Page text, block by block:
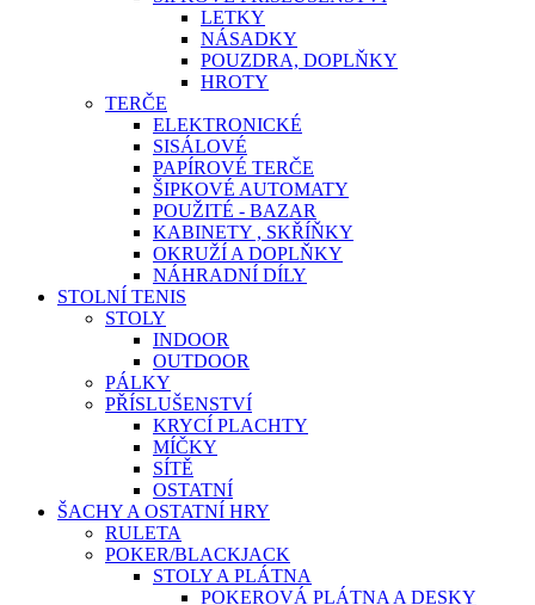
LETKY
NÁSADKY
POUZDRA, DOPLŇKY
HROTY
TERČE
ELEKTRONICKÉ
SISÁLOVÉ
PAPÍROVÉ TERČE
ŠIPKOVÉ AUTOMATY
POUŽITÉ - BAZAR
KABINETY , SKŘÍŇKY
OKRUŽÍ A DOPLŇKY
NÁHRADNÍ DÍLY
STOLNÍ TENIS
STOLY
INDOOR
OUTDOOR
PÁLKY
PŘÍSLUŠENSTVÍ
KRYCÍ PLACHTY
MÍČKY
SÍTĚ
OSTATNÍ
ŠACHY A OSTATNÍ HRY
RULETA
POKER/BLACKJACK
STOLY A PLÁTNA
POKEROVÁ PLÁTNA A DESKY